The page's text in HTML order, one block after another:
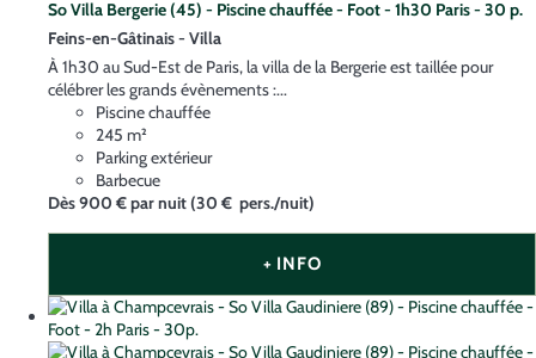
So Villa Bergerie (45) - Piscine chauffée - Foot - 1h30 Paris - 30 p.
Feins-en-Gâtinais - Villa
À 1h30 au Sud-Est de Paris, la villa de la Bergerie est taillée pour
célébrer les grands évènements :...
Piscine chauffée
245 m²
Parking extérieur
Barbecue
Dès900 €par nuit(30 € pers./nuit)
+ INFO